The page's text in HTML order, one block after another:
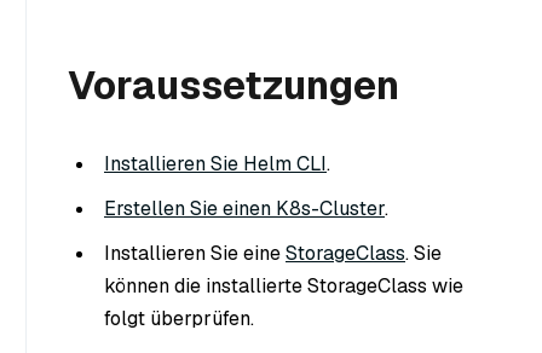
Voraussetzungen
Installieren Sie Helm CLI.
Erstellen Sie einen K8s-Cluster.
Installieren Sie eineStorageClass. Sie
können die installierte StorageClass wie
folgt überprüfen.